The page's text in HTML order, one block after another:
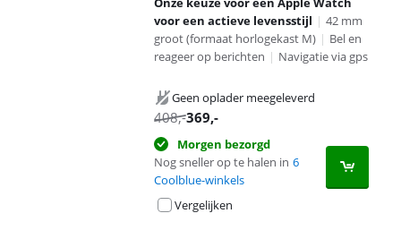
voor een actieve levensstijl | 42 mm
groot (formaat horlogekast M) | Bel en
reageer op berichten | Navigatie via gps
Geen oplader meegeleverd
408,-369,-
Morgen bezorgd
Nog sneller op te halen in 6
Coolblue-winkels
Vergelijken